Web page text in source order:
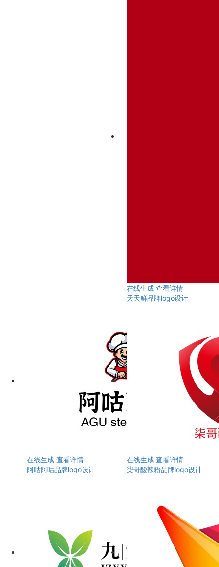
在线生成 查看详情
天天鲜品牌logo设计
在线生成 查看详情
阿咕阿咕品牌logo设计
在线生成 查看详情
柒哥酸辣粉品牌logo设计